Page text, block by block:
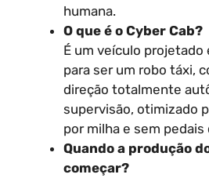
humana.
O que é o Cyber Cab?
É um veículo
para ser um robo táxi,
direção totalmente
supervisão, otimizado
por milha e sem
Quando a produção
começar?